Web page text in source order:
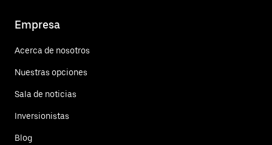
Empresa
Acerca de nosotros
Nuestras opciones
Sala de noticias
Inversionistas
Blog